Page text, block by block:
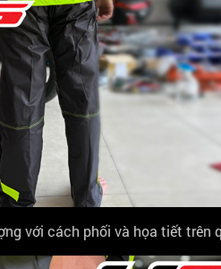
với cách phối và họa tiết trên